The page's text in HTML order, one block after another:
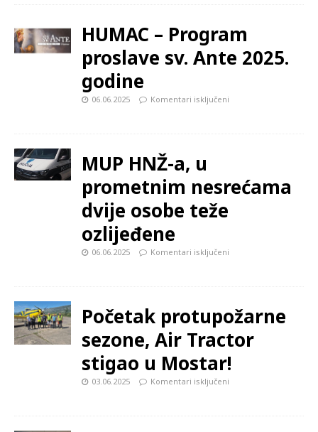
HUMAC – Program
proslave sv. Ante 2025.
godine
06.06.2025 Komentari isključeni
MUP HNŽ-a, u
prometnim nesrećama
dvije osobe teže
ozlijeđene
06.06.2025 Komentari isključeni
Početak protupožarne
sezone, Air Tractor
stigao u Mostar!
03.06.2025 Komentari isključeni